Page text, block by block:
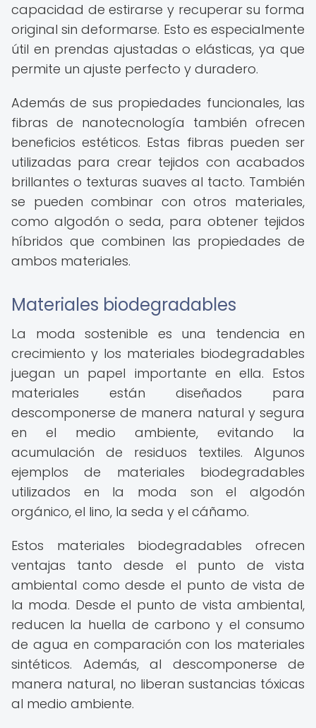
capacidad de estirarse y recuperar su forma
original sin deformarse. Esto es especialmente
útil en prendas ajustadas o elásticas, ya que
permite un ajuste perfecto y duradero.
Además de sus propiedades funcionales, las
fibras de nanotecnología también ofrecen
beneficios estéticos. Estas fibras pueden ser
utilizadas para crear tejidos con acabados
brillantes o texturas suaves al tacto. También
se pueden combinar con otros materiales,
como algodón o seda, para obtener tejidos
híbridos que combinen las propiedades de
ambos materiales.
Materiales biodegradables
La moda sostenible es una tendencia en
crecimiento y los materiales biodegradables
juegan un papel importante en ella. Estos
materiales están diseñados para
descomponerse de manera natural y segura
en el medio ambiente, evitando la
acumulación de residuos textiles. Algunos
ejemplos de materiales biodegradables
utilizados en la moda son el algodón
orgánico, el lino, la seda y el cáñamo.
Estos materiales biodegradables ofrecen
ventajas tanto desde el punto de vista
ambiental como desde el punto de vista de
la moda. Desde el punto de vista ambiental,
reducen la huella de carbono y el consumo
de agua en comparación con los materiales
sintéticos. Además, al descomponerse de
manera natural, no liberan sustancias tóxicas
al medio ambiente.